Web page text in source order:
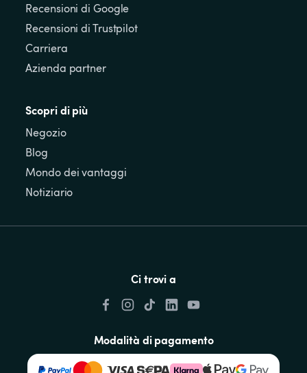
Recensioni di Google
Recensioni di Trustpilot
Carriera
Azienda partner
Scopri di più
Negozio
Blog
Mondo dei vantaggi
Notiziario
Ci trovi a
Modalità di pagamento